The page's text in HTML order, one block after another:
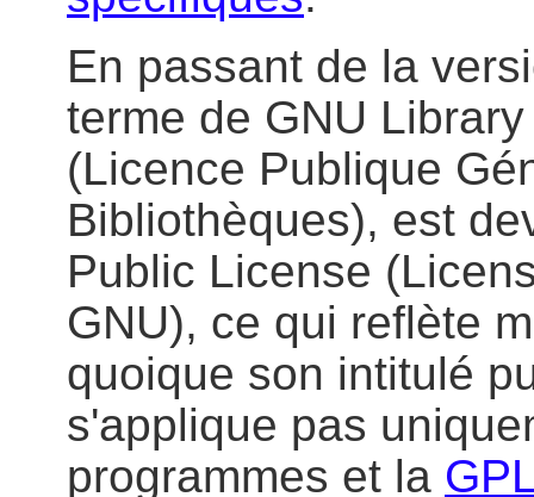
En passant de la
terme de GNU
(Licence Publique
Bibliothèques), est
Public License
GNU), ce qui reflète
quoique son intitulé
s'applique pas
programmes et la